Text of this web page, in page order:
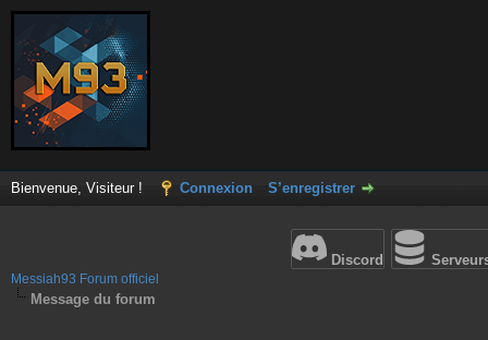
Bienvenue, Visiteur ! Connexion S’enregistrer
Discord
Messiah93 Forum officiel
Message du forum